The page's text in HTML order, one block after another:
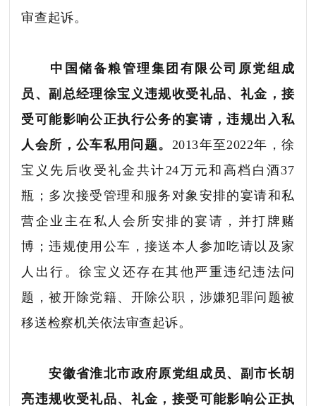
审查起诉。
中国储备粮管理集团有限公司原党组成
员、副总经理徐宝义违规收受礼品、礼金，接
受可能影响公正执行公务的宴请，违规出入私
人会所，公车私用问题。 2013年至2022年，徐
宝义先后收受礼金共计24万元和高档白酒37
瓶；多次接受管理和服务对象安排的宴请和私
营企业主在私人会所安排的宴请，并打牌赌
博；违规使用公车，接送本人参加吃请以及家
人出行。徐宝义还存在其他严重违纪违法问
题，被开除党籍、开除公职，涉嫌犯罪问题被
移送检察机关依法审查起诉。
安徽省淮北市政府原党组成员、副市长胡
亮违规收受礼品、礼金，接受可能影响公正执